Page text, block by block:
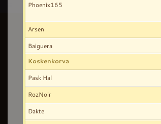
Phoenix165
Arsen
Baiguera
Koskenkorva
Pask Hal
RozNoir
Dakte